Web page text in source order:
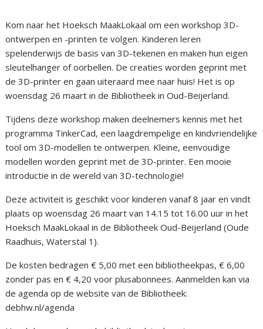
Kom naar het Hoeksch MaakLokaal om een workshop 3D-
ontwerpen en -printen te volgen. Kinderen leren
spelenderwijs de basis van 3D-tekenen en maken hun eigen
sleutelhanger of oorbellen. De creaties worden geprint met
de 3D-printer en gaan uiteraard mee naar huis! Het is op
woensdag 26 maart in de Bibliotheek in Oud-Beijerland.
Tijdens deze workshop maken deelnemers kennis met het
programma TinkerCad, een laagdrempelige en kindvriendelijke
tool om 3D-modellen te ontwerpen. Kleine, eenvoudige
modellen worden geprint met de 3D-printer. Een mooie
introductie in de wereld van 3D-technologie!
Deze activiteit is geschikt voor kinderen vanaf 8 jaar en vindt
plaats op woensdag 26 maart van 14.15 tot 16.00 uur in het
Hoeksch MaakLokaal in de Bibliotheek Oud-Beijerland (Oude
Raadhuis, Waterstal 1).
De kosten bedragen € 5,00 met een bibliotheekpas, € 6,00
zonder pas en € 4,20 voor plusabonnees. Aanmelden kan via
de agenda op de website van de Bibliotheek:
debhw.nl/agenda